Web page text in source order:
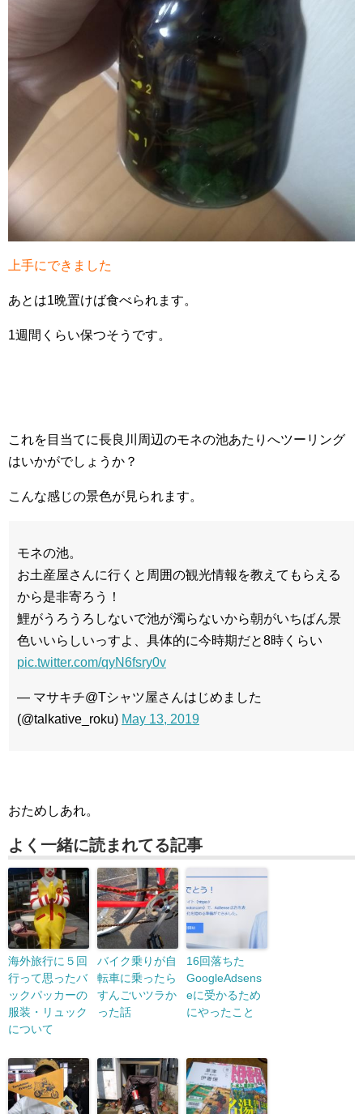
上手にできました
あとは1晩置けば食べられます。
1週間くらい保つそうです。
これを目当てに長良川周辺のモネの池あたりへツーリング
はいかがでしょうか？
こんな感じの景色が見られます。
モネの池。
お土産屋さんに行くと周囲の観光情報を教えてもらえる
から是非寄ろう！
鯉がうろうろしないで池が濁らないから朝がいちばん景
色いいらしいっすよ、具体的に今時期だと8時くらい
pic.twitter.com/qyN6fsry0v
— マサキチ@Tシャツ屋さんはじめました
(@talkative_roku) May 13, 2019
おためしあれ。
よく一緒に読まれてる記事
海外旅行に５回
行って思ったバ
ックパッカーの
服装・リュック
について
バイク乗りが自
転車に乗ったら
すんごいツラか
った話
16回落ちた
GoogleAdsens
eに受かるため
にやったこと